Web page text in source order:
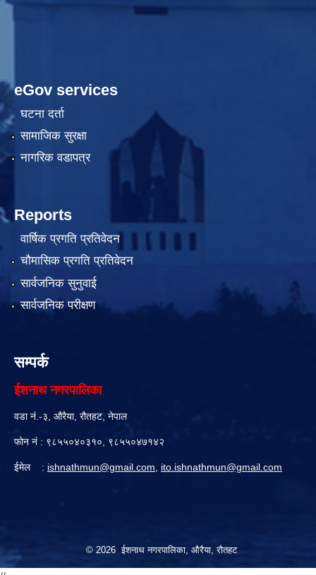
eGov services
घटना दर्ता
सामाजिक सुरक्षा
नागरिक वडापत्र
Reports
वार्षिक प्रगति प्रतिवेदन
चौमासिक प्रगति प्रतिवेदन
सार्वजनिक सुनुवाई
सार्वजनिक परीक्षण
सम्पर्क
ईशनाथ नगरपालिका
वडा नं.-३, औरैया, रौतहट, नेपाल
फोन नं : ९८५५०४०३१०, ९८५५०४७१४२
ईमेल : ishnathmun@gmail.com ito.ishnathmun@gmail.com
© 2026 ईशनाथ नगरपालिका, औरैया, रौतहट